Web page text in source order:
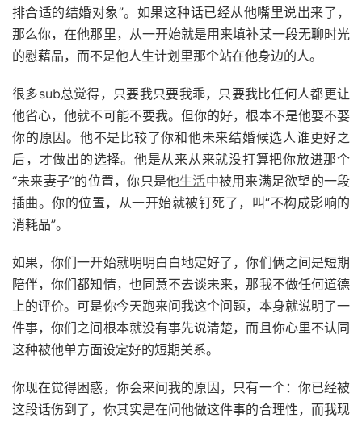
排合适的结婚对象”。如果这种话已经从他嘴里说出来了，
那么你，在他那里，从一开始就是用来填补某一段无聊时光
的慰藉品，而不是他人生计划里那个站在他身边的人。
很多sub总觉得，只要我只要我乖，只要我比任何人都更让
他省心，他就不可能不要我。但你的好，根本不是他娶不娶
你的原因。他不是比较了你和他未来结婚候选人谁更好之
后，才做出的选择。他是从来从来就没打算把你放进那个
“未来妻子”的位置，你只是他生活中被用来满足欲望的一段
插曲。你的位置，从一开始就被钉死了，叫“不构成影响的
消耗品”。
如果，你们一开始就明明白白地定好了，你们俩之间是短期
陪伴，你们都知情，也同意不去谈未来，那我不做任何道德
上的评价。可是你今天跑来问我这个问题，本身就说明了一
件事，你们之间根本就没有事先说清楚，而且你心里不认同
这种被他单方面设定好的短期关系。
你现在觉得困惑，你会来问我的原因，只有一个：你已经被
这段话伤到了，你其实是在问他做这件事的合理性，而我现